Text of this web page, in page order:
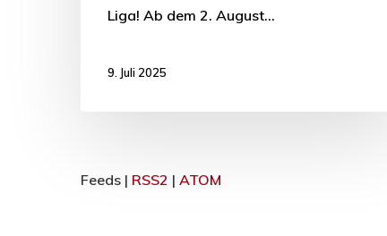
Liga! Ab dem 2. August…
9. Juli 2025
Feeds | RSS2 | ATOM